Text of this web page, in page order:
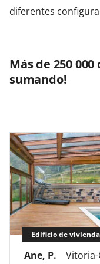
diferentes
Más de 250
sumando!
Edificio de
Ane, P.
Vitoria-